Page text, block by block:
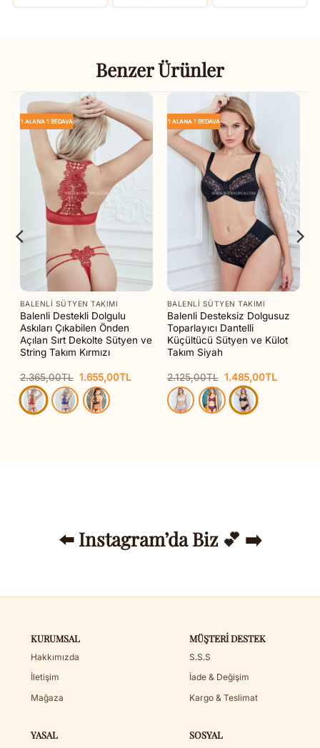
Benzer Ürünler
1 ALANA 1 BEDAVA
BALENLI SÜTYEN TAKIMI
Balenli Destekli Dolgulu
Askıları Çıkabilen Önden
Açılan Sırt Dekolte Sütyen ve
String Takım Kırmızı
2.365,00TL Orijinal
fiyat:
2.365,00TL.
1.655,00TL
1.655,00TL.
1 ALANA 1 BEDAVA
BALENLI SÜTYEN TAKIMI
Balenli Desteksiz Dolgusuz
Toparlayıcı Dantelli
Küçültücü Sütyen ve Külot
Takım Siyah
2.125,00TL Orijinal
fiyat:
2.125,00TL.
1.485,00TL
⬅️ Instagram’da Biz 💕 ➡️
KURUMSAL
Hakkımızda
İletişim
Mağaza
MÜŞTERI DESTEK
S.S.S
İade & Değişim
Kargo & Teslimat
YASAL SOSYAL